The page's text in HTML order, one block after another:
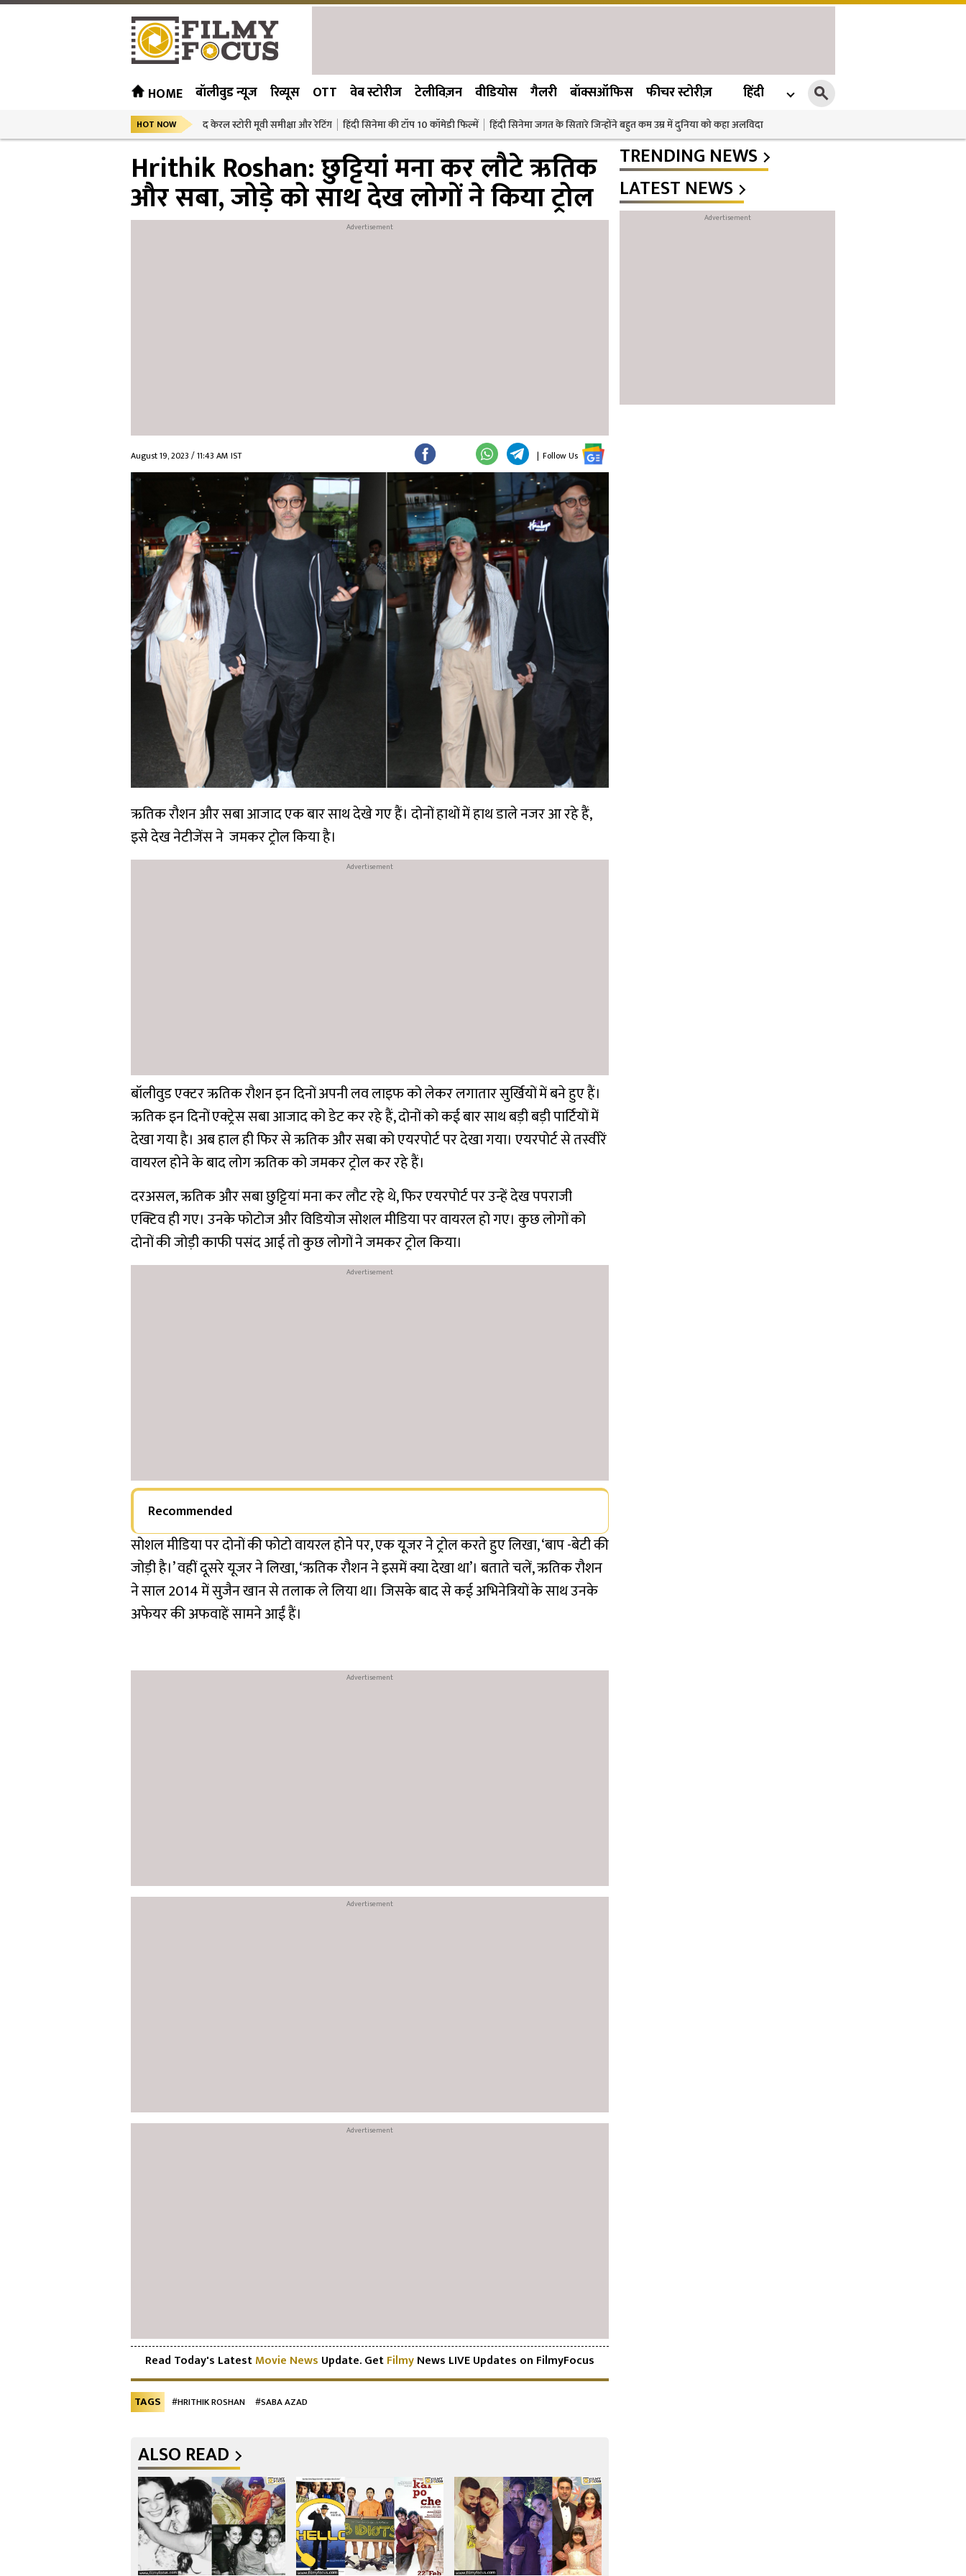
HOME बॉलीवुड न्यूज रिव्यूस OTT वेब स्टोरीज टेलीविज़न वीडियोस गैलरी बॉक्सऑफिस फीचर स्टोरीज़ हिंदी
HOT NOW द केरल स्टोरी मूवी समीक्षा और रेटिंग हिंदी सिनेमा की टॉप 10 कॉमेडी फिल्में हिंदी सिनेमा जगत के सितारे जिन्होंने बहुत कम उम्र में दुनिया को कहा अलविदा
Hrithik Roshan: छुट्टियां मना कर लौटे ऋतिक
और सबा, जोड़े को साथ देख लोगों ने किया ट्रोल
August 19, 2023 / 11:43 AM IST | Follow Us
ऋतिक रौशन और सबा आजाद एक बार साथ देखे गए हैं। दोनों हाथों में हाथ डाले नजर आ रहे हैं,
इसे देख नेटीजेंस ने जमकर ट्रोल किया है।
बॉलीवुड एक्टर ऋतिक रौशन इन दिनों अपनी लव लाइफ को लेकर लगातार सुर्खियों में बने हुए हैं।
ऋतिक इन दिनों एक्ट्रेस सबा आजाद को डेट कर रहे हैं, दोनों को कई बार साथ बड़ी बड़ी पार्टियों में
देखा गया है। अब हाल ही फिर से ऋतिक और सबा को एयरपोर्ट पर देखा गया। एयरपोर्ट से तस्वीरें
वायरल होने के बाद लोग ऋतिक को जमकर ट्रोल कर रहे हैं।
दरअसल, ऋतिक और सबा छुट्टियां मना कर लौट रहे थे, फिर एयरपोर्ट पर उन्हें देख पपराजी
एक्टिव ही गए। उनके फोटोज और विडियोज सोशल मीडिया पर वायरल हो गए। कुछ लोगों को
दोनों की जोड़ी काफी पसंद आई तो कुछ लोगों ने जमकर ट्रोल किया।
Recommended
सोशल मीडिया पर दोनों की फोटो वायरल होने पर, एक यूजर ने ट्रोल करते हुए लिखा, ‘बाप -बेटी की
जोड़ी है।’ वहीं दूसरे यूजर ने लिखा, ‘ऋतिक रौशन ने इसमें क्या देखा था’। बताते चलें, ऋतिक रौशन
ने साल 2014 में सुजैन खान से तलाक ले लिया था। जिसके बाद से कई अभिनेत्रियों के साथ उनके
अफेयर की अफवाहें सामने आईं हैं।
Read Today's LatestMovie News Update. GetFilmyNews LIVE Updates on FilmyFocus
TAGS #HRITHIK ROSHAN #SABA AZAD
ALSO READ
TRENDING NEWS
LATEST NEWS